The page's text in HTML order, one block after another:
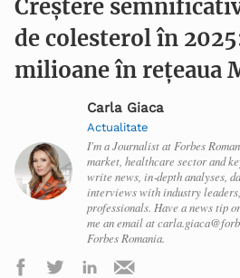
Creștere
de colesterol în
milioane în rețeaua
Carla Giaca
Actualitate
I'm a Journalist at Forbes
market, healthcare sector and
write news, in‑depth analyses,
interviews with industry
professionals. Have a news tip
me an email at
Forbes Romania.